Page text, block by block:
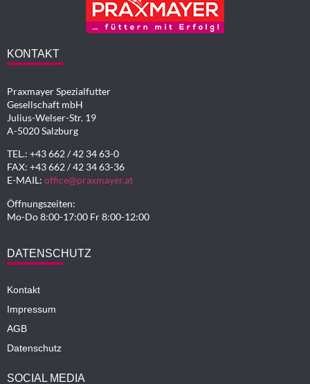
KONTAKT
Praxmayer Spezialfutter
Gesellschaft mbH
Julius-Welser-Str. 19
A-5020 Salzburg
TEL.: +43 662 / 42 34 63-0
FAX: +43 662 / 42 34 63-36
E-MAIL: office@praxmayer.at
Öffnungszeiten:
Mo-Do 8:00-17:00 Fr 8:00-12:00
DATENSCHUTZ
Kontakt
Impressum
AGB
Datenschutz
SOCIAL MEDIA